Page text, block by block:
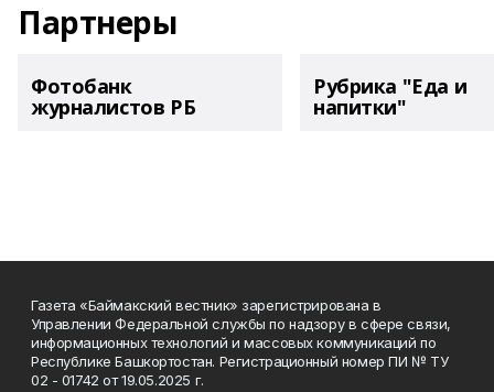
Партнеры
Фотобанк
журналистов РБ
Рубрика "Еда и
напитки"
Газета «Баймакский вестник» зарегистрирована в
Управлении Федеральной службы по надзору в сфере связи,
информационных технологий и массовых коммуникаций по
Республике Башкортостан. Регистрационный номер ПИ № ТУ
02 - 01742 от 19.05.2025 г.